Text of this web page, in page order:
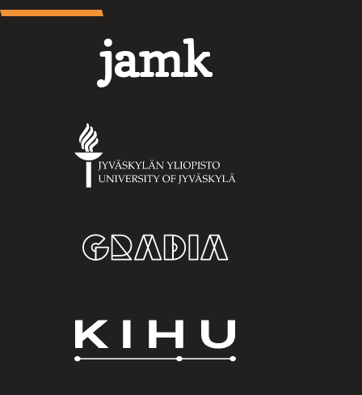
Jamk
Jyväskylän
yliopisto
Gradia
KIHU